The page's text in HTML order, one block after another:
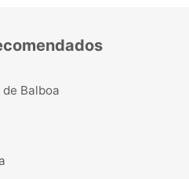
Centro Médico Núñez de Balboa